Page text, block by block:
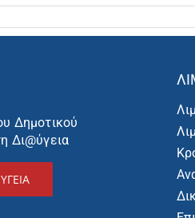
Δημοτικού
Δι@ύγεια